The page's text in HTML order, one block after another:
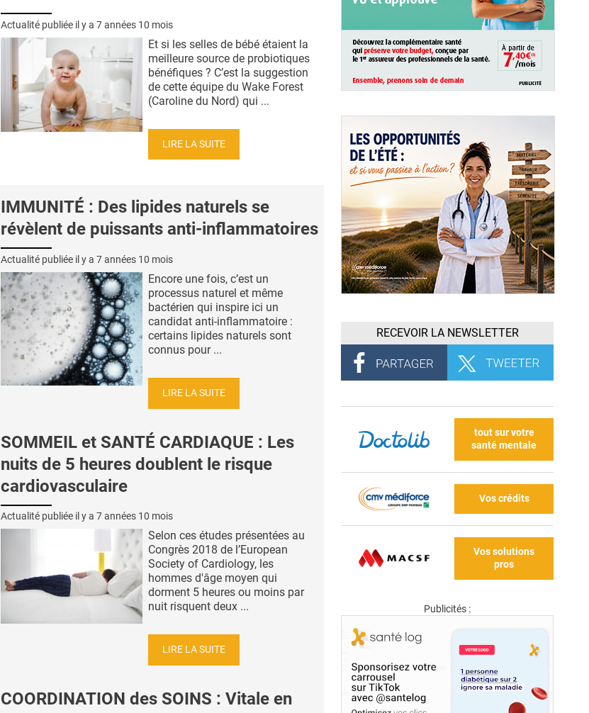
Actualité publiée il y a 7 années 10 mois
Et si les selles de bébé étaient la
meilleure source de probiotiques
bénéfiques ? C’est la suggestion
de cette équipe du Wake Forest
(Caroline du Nord) qui ...
LIRE LA SUITE
IMMUNITÉ : Des lipides naturels se
révèlent de puissants anti-inflammatoires
Actualité publiée il y a 7 années 10 mois
Encore une fois, c’est un
processus naturel et même
bactérien qui inspire ici un
candidat anti-inflammatoire :
certains lipides naturels sont
connus pour ...
LIRE LA SUITE
SOMMEIL et SANTÉ CARDIAQUE : Les
nuits de 5 heures doublent le risque
cardiovasculaire
Actualité publiée il y a 7 années 10 mois
Selon ces études présentées au
Congrès 2018 de l’European
Society of Cardiology, les
hommes d'âge moyen qui
dorment 5 heures ou moins par
nuit risquent deux ...
LIRE LA SUITE
COORDINATION des SOINS : Vitale en
RECEVOIR LA NEWSLETTER
tout sur votre
santé mentale
Vos crédits
Vos solutions
pros
Publicités :